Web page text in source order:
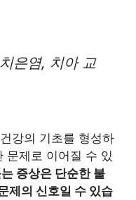
은염, 치아 교
강의 기초를 형성하
문제로 이어질 수 있
증상은 단순한 불
제의 신호일 수 있습